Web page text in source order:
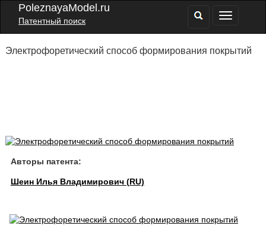
PoleznayaModel.ru
Патентный поиск
Электрофоретический способ формирования покрытий
Авторы патента:
Шеин Илья Владимирович (RU)